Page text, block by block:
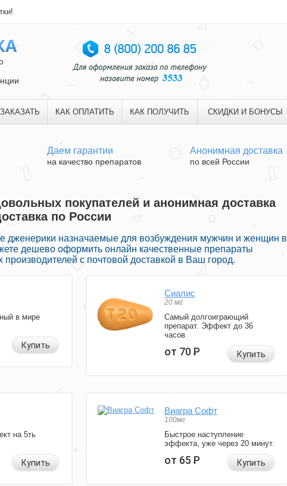
КАК ОПЛАТИТЬ КАК ПОЛУЧИТЬ СКИДКИ И БОНУСЫ
Даем гарантии
на качество препаратов
Анонимная доставка
по всей России
покупателей и анонимная доставка
по России
дженерики назначаемые для возбуждения мужчин и женщин в
дешево оформить онлайн качественные препараты
с почтовой доставкой в Ваш город.
в мире
Купить
Сиалис
20 мг
Самый долгоиграющий
препарат. Эффект до 36
часов.
от 70Р Купить
на 5ть
Купить
Виагра Софт
100мг
Быстрое наступление
эффекта, уже через 20 минут.
от 65Р Купить